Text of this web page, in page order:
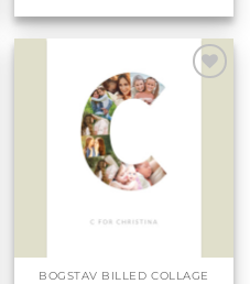
BOGSTAV BILLED COLLAGE